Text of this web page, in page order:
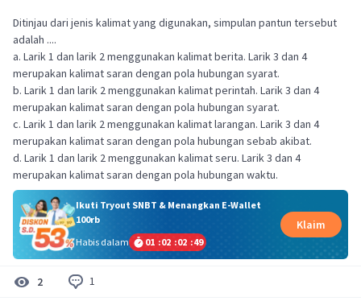
Ditinjau dari jenis kalimat yang digunakan, simpulan pantun tersebut
adalah ....
a. Larik 1 dan larik 2 menggunakan kalimat berita. Larik 3 dan 4
merupakan kalimat saran dengan pola hubungan syarat.
b. Larik 1 dan larik 2 menggunakan kalimat perintah. Larik 3 dan 4
merupakan kalimat saran dengan pola hubungan syarat.
c. Larik 1 dan larik 2 menggunakan kalimat larangan. Larik 3 dan 4
merupakan kalimat saran dengan pola hubungan sebab akibat.
d. Larik 1 dan larik 2 menggunakan kalimat seru. Larik 3 dan 4
merupakan kalimat saran dengan pola hubungan waktu.
Ikuti Tryout SNBT & Menangkan E-Wallet
100rb
Habis dalam
01 :02 :02 :49
Klaim
2 1